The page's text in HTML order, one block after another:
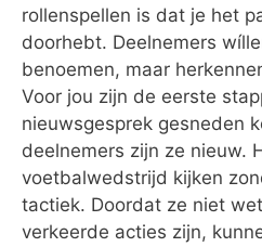
rollenspellen is dat je het
doorhebt. Deelnemers
benoemen, maar
Voor jou zijn de eerste
nieuwsgesprek gesneden
deelnemers zijn ze nieuw.
voetbalwedstrijd kijken
tactiek. Doordat ze niet
verkeerde acties zijn,